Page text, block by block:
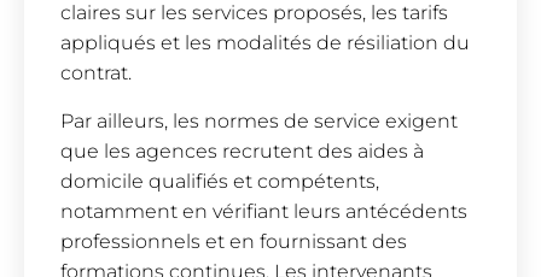
claires sur les services proposés, les tarifs
appliqués et les modalités de résiliation du
contrat.
Par ailleurs, les normes de service exigent
que les agences recrutent des aides à
domicile qualifiés et compétents,
notamment en vérifiant leurs antécédents
professionnels et en fournissant des
formations continues. Les intervenants